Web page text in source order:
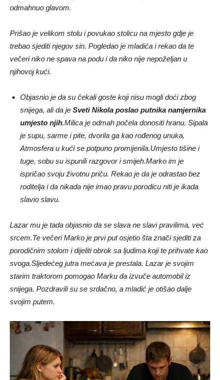
odmahnuo glavom.
Prišao je velikom stolu i povukao stolicu na mjesto gdje je
trebao sjediti njegov sin. Pogledao je mladića i rekao da te
večeri niko ne spava na podu i da niko nije nepoželjan u
njihovoj kući.
Objasnio je da su čekali goste koji nisu mogli doći zbog
snijega, ali da je Sveti Nikola poslao putnika namjernika
umjesto njih.Milica je odmah počela donositi hranu. Sipala
je supu, sarme i pite, dvorila ga kao rođenog unuka.
Atmosfera u kući se potpuno promijenila.Umjesto tišine i
tuge, sobu su ispunili razgovor i smijeh.Marko im je
ispričao svoju životnu priču. Rekao je da je odrastao bez
roditelja i da nikada nije imao pravu porodicu niti je ikada
slavio slavu.
Lazar mu je tada objasnio da se slava ne slavi pravilima, već
srcem.Te večeri Marko je prvi put osjetio šta znači sjediti za
porodičnim stolom i dijeliti obrok sa ljudima koji te prihvate kao
svoga.Sljedećeg jutra mećava je prestala. Lazar je svojim
starim traktorom pomogao Marku da izvuče automobil iz
snijega. Pozdravili su se srdačno, a mladić je otišao dalje
svojim putem.